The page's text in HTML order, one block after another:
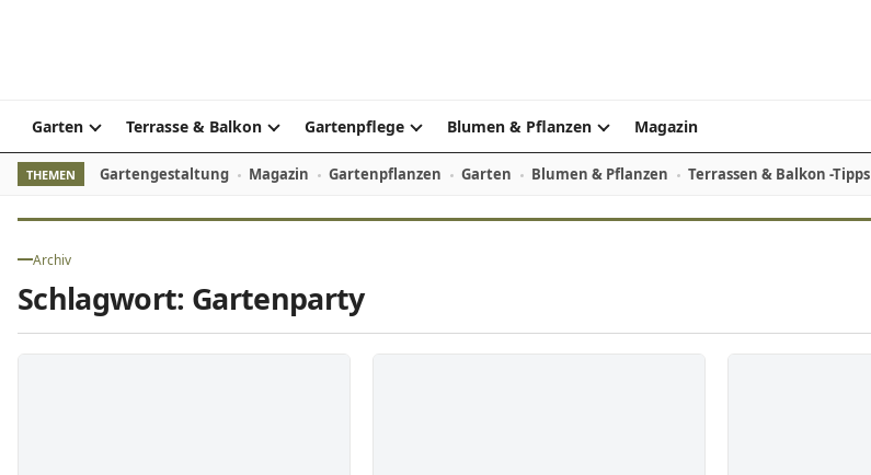
Garten Terrasse & Balkon Gartenpflege Blumen & Pflanzen Magazin
THEMEN Gartengestaltung Magazin Gartenpflanzen Garten Blumen & Pflanzen Terrassen & Balkon -Tipps
Archiv
Schlagwort: Gartenparty